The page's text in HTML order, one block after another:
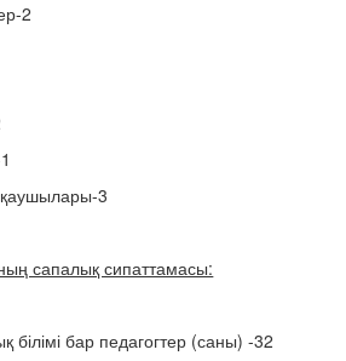
2
3
сапалық сипаттамасы:
білімі бар педагогтер (саны) -32